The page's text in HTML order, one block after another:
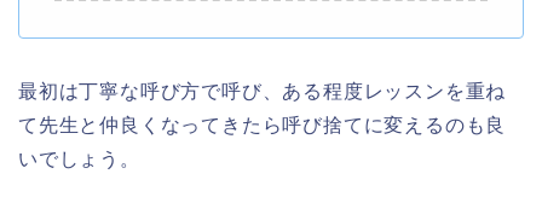
最初は丁寧な呼び方で呼び、ある程度レッスンを重ね
て先生と仲良くなってきたら呼び捨てに変えるのも良
いでしょう。